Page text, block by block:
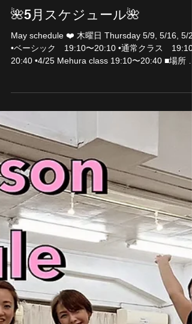
🌺5月スケジュール🌺
May schedule ❤️ 木曜日 Thursday 5/9, 5/16, 5/
•ベーシック 19:10〜20:10 •通常クラス 19:10
20:40 •4/25 Mehura class 19:10〜20:40 ■場所 ス
タジオ Koa 〒530-0041...